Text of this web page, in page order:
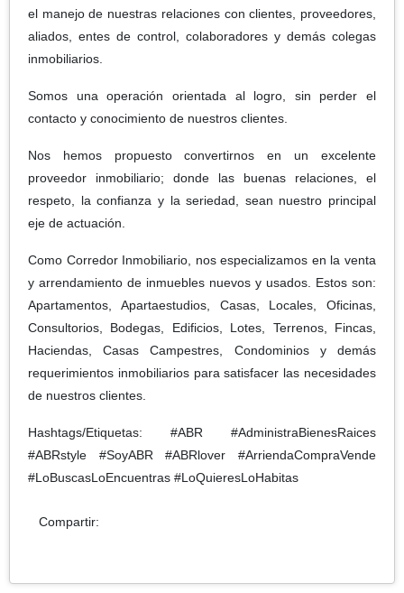
el manejo de nuestras relaciones con clientes, proveedores,
aliados, entes de control, colaboradores y demás colegas
inmobiliarios.
Somos una operación orientada al logro, sin perder el
contacto y conocimiento de nuestros clientes.
Nos hemos propuesto convertirnos en un excelente
proveedor inmobiliario; donde las buenas relaciones, el
respeto, la confianza y la seriedad, sean nuestro principal
eje de actuación.
Como Corredor Inmobiliario, nos especializamos en la venta
y arrendamiento de inmuebles nuevos y usados. Estos son:
Apartamentos, Apartaestudios, Casas, Locales, Oficinas,
Consultorios, Bodegas, Edificios, Lotes, Terrenos, Fincas,
Haciendas, Casas Campestres, Condominios y demás
requerimientos inmobiliarios para satisfacer las necesidades
de nuestros clientes.
Hashtags/Etiquetas: #ABR #AdministraBienesRaices
#ABRstyle #SoyABR #ABRlover #ArriendaCompraVende
#LoBuscasLoEncuentras #LoQuieresLoHabitas
Compartir: